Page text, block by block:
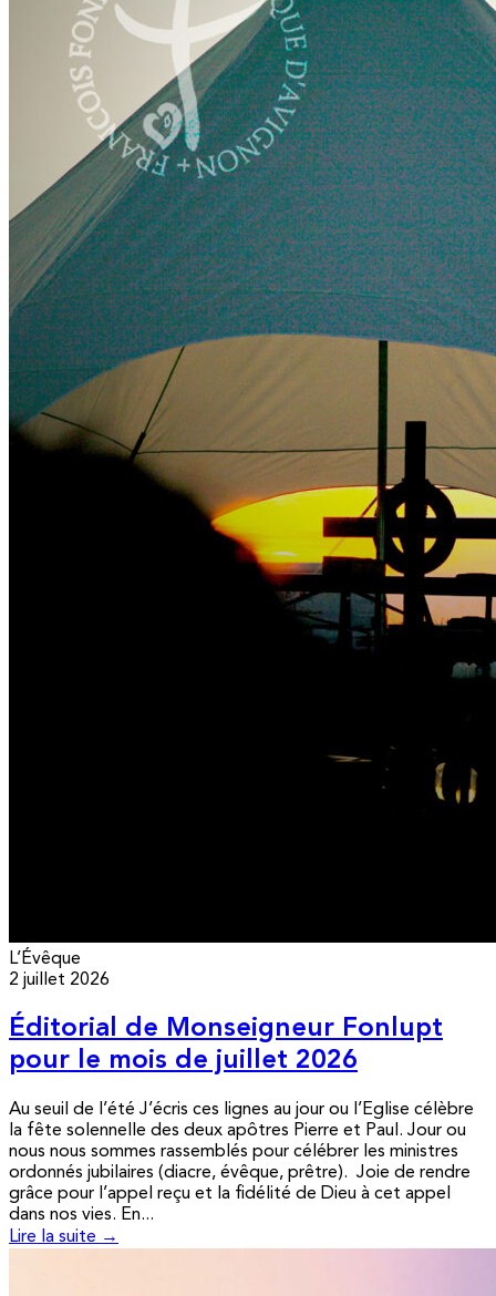
L’Évêque
2 juillet 2026
Éditorial de Monseigneur Fonlupt
pour le mois de juillet 2026
Au seuil de l’été J’écris ces lignes au jour ou l’Eglise célèbre
la fête solennelle des deux apôtres Pierre et Paul. Jour ou
nous nous sommes rassemblés pour célébrer les ministres
ordonnés jubilaires (diacre, évêque, prêtre). Joie de rendre
grâce pour l’appel reçu et la fidélité de Dieu à cet appel
dans nos vies. En...
Lire la suite →